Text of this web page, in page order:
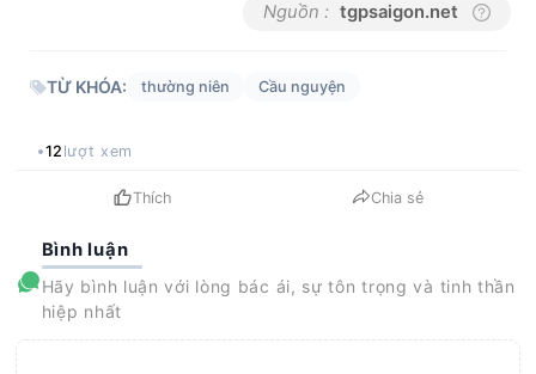
Nguồn : tgpsaigon.net
TỪ KHÓA: thường niên Cầu nguyện
12 lượt xem
Thích Chia sẻ
Bình luận
Hãy bình luận với lòng bác ái, sự tôn trọng và tinh thần
hiệp nhất